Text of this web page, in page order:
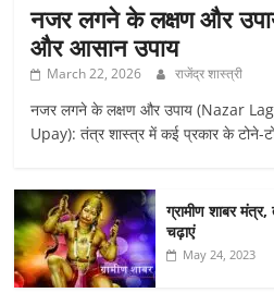
नजर लगने के लक्षण और
और आसान उपाय
March 22, 2026 राजेंद्र शास्त्री
नजर लगने के लक्षण और उपाय (Nazar
Upay): तंत्र शास्त्र में कई प्रकार के टोने-
ग्रामीण शाबर
चढ़ाएं
May 24, 2023